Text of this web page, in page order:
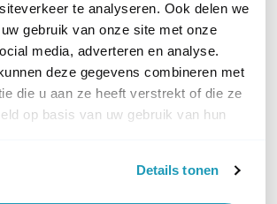
te analyseren. Ook delen we
gebruik van onze site met onze
media, adverteren en analyse.
deze gegevens combineren met
die u aan ze heeft verstrekt of die ze
op basis van uw gebruik van hun
Details tonen
meerdere DrayTek access points binnen
VigorACS 3. Het beheer verloopt via
access point dat met VigorACS is
DrayTek router of op een locatie waar
DrayTek access points:
802, VigorAP 810, VigorAP 900, VigorAP
910C, VigorAP 912C, VigorAP 918R,